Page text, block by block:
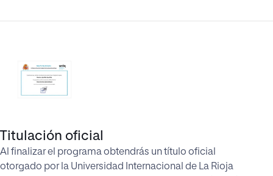
Titulación oficial
Al finalizar el programa obtendrás un título oficial
otorgado por la Universidad Internacional de La Rioja